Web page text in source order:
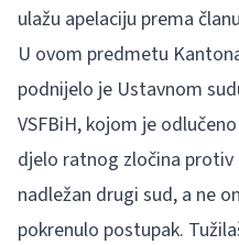
ulažu apelaciju prema
U ovom predmetu
podnijelo je Ustavnom
VSFBiH, kojom je
djelo ratnog zločina
nadležan drugi sud, a ne
pokrenulo postupak.